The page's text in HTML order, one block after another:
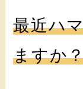
最近ハ
ますか